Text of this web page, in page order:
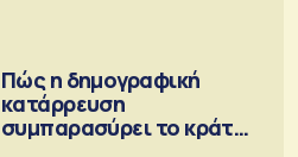
Πώς η δημογραφική
κατάρρευση
συμπαρασύρει το κράτος